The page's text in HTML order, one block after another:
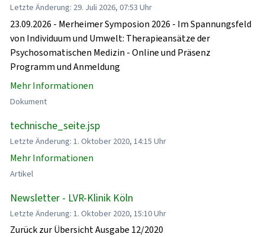
Letzte Änderung: 29. Juli 2026, 07:53 Uhr
23.09.2026 - Merheimer Symposion 2026 - Im Spannungsfeld
von Individuum und Umwelt: Therapieansätze der
Psychosomatischen Medizin - Online und Präsenz
Programm und Anmeldung
Mehr Informationen
Dokument
technische_seite.jsp
Letzte Änderung: 1. Oktober 2020, 14:15 Uhr
Mehr Informationen
Artikel
Newsletter - LVR-Klinik Köln
Letzte Änderung: 1. Oktober 2020, 15:10 Uhr
Zurück zur Übersicht Ausgabe 12/2020